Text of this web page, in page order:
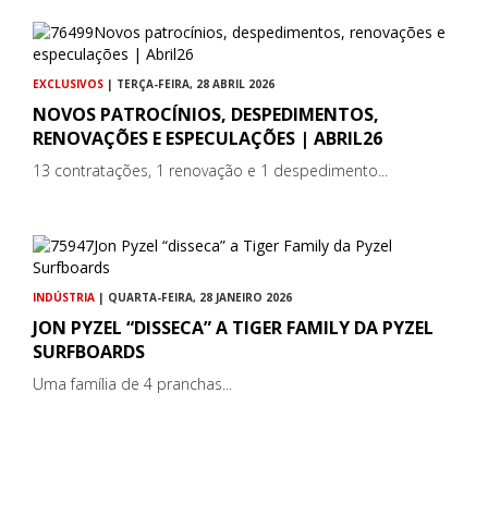
EXCLUSIVOS | TERÇA-FEIRA, 28 ABRIL 2026
NOVOS PATROCÍNIOS, DESPEDIMENTOS,
RENOVAÇÕES E ESPECULAÇÕES | ABRIL26
13 contratações, 1 renovação e 1 despedimento...
INDÚSTRIA | QUARTA-FEIRA, 28 JANEIRO 2026
JON PYZEL “DISSECA” A TIGER FAMILY DA PYZEL
SURFBOARDS
Uma família de 4 pranchas...